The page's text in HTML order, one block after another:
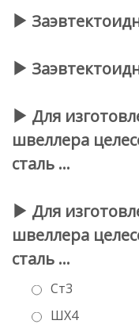
Для
швеллера
сталь …
Для
швеллера
сталь …
Ст3
ШХ4